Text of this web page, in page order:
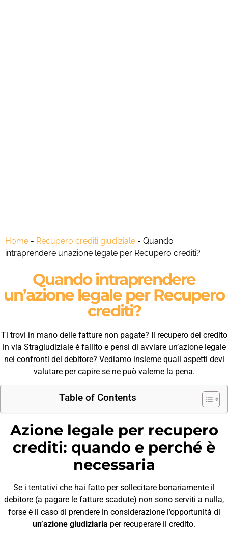
Home - Recupero crediti giudiziale - Quando
intraprendere un’azione legale per Recupero crediti?
Quando intraprendere
un’azione legale per Recupero
crediti?
Ti trovi in mano delle fatture non pagate? Il recupero del credito
in via Stragiudiziale è fallito e pensi di avviare un’azione legale
nei confronti del debitore? Vediamo insieme quali aspetti devi
valutare per capire se ne può valerne la pena.
Table of Contents
Azione legale per recupero
crediti: quando e perché è
necessaria
Se i tentativi che hai fatto per sollecitare bonariamente il
debitore (a pagare le fatture scadute) non sono serviti a nulla,
forse è il caso di prendere in considerazione l’opportunità di
un’azione giudiziaria per recuperare il credito.